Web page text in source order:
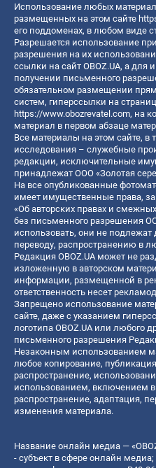
Использование любых
размещенных на этом сайте
его поддоменах, в любом виде
Разрешается использование
разрешения на их
ссылки на сайт OBOZ.UA, а для
получении письменного
обязательном размещении
систем, гиперссылки на
https://www.obozrevatel.com, на
материал в первом абзаце
Все материалы на этом сайте, в
исследования – служебные
редакции, исключительные
принадлежат ООО «Золотая
На все опубликованные
имеет имущественные права,
«Об авторских правах и
без письменного разрешения
использовать, они не
переводу, распространению в
Редакция OBOZ.UA может не
изложенную в авторском
информации, размещенной в
ответственность несет
Запрещено использование
сайте, даже с указанием
логотипа OBOZ.UA или любого
письменного разрешения
Незаконным использованием
любое копирование,
распространение,
использованием, включением в
распространение, адаптация,
изменения материала.
Название онлайн медиа —
- субъект в сфере онлайн медиа;